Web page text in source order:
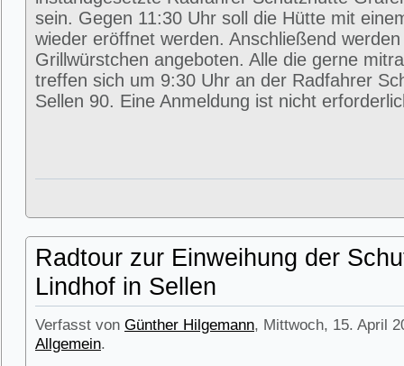
sein. Gegen 11:30 Uhr soll die Hütte mit
wieder eröffnet werden. Anschließend
Grillwürstchen angeboten. Alle die gerne
treffen sich um 9:30 Uhr an der Radfahrer
Sellen 90. Eine Anmeldung ist nicht
Radtour zur Einweihung der
Lindhof in Sellen
Verfasst von Günther Hilgemann, Mittwoch, 15. April
Allgemein.